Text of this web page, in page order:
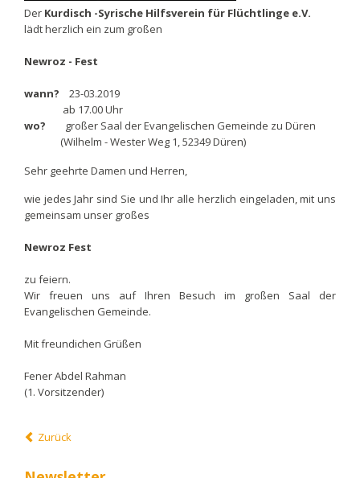
Der Kurdisch -Syrische Hilfsverein für Flüchtlinge e.V.
lädt herzlich ein zum großen
Newroz - Fest
wann? 23-03.2019
ab 17.00 Uhr
wo? großer Saal der Evangelischen Gemeinde zu Düren
(Wilhelm - Wester Weg 1, 52349 Düren)
Sehr geehrte Damen und Herren,
wie jedes Jahr sind Sie und Ihr alle herzlich eingeladen, mit uns
gemeinsam unser großes
Newroz Fest
zu feiern.
Wir freuen uns auf Ihren Besuch im großen Saal der
Evangelischen Gemeinde.
Mit freundichen Grüßen
Fener Abdel Rahman
(1. Vorsitzender)
Zurück